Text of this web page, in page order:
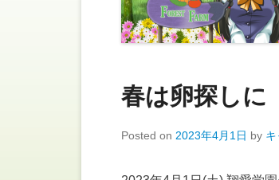
春は卵探しに
Posted on 2023年4月1日 by